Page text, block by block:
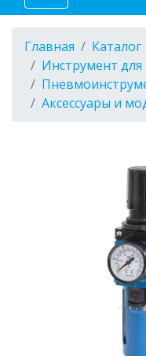
Главная
Каталог
Инструмент для
Аксессуары и